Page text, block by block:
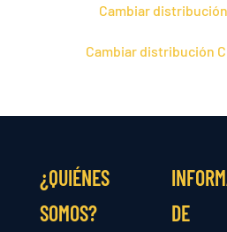
Cambiar distribución
Cambiar distribución
¿QUIÉNES
SOMOS?
DE